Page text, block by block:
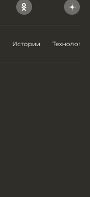
Истории Технологии